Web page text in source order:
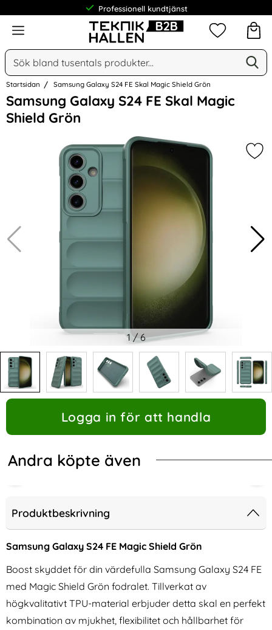
Professionell kundtjänst
Meny
Sök
Sök på Narse Group AB
Mina
Startsidan Samsung Galaxy S24 FE Skal Magic Shield Grön
Samsung Galaxy S24 FE Skal Magic
Shield Grön
Hoppa
över
Bilder
1/6
Logga in för att handla
Andra köpte även
Produktbeskrivning
Samsung Galaxy S24 FE Magic Shield Grön
Boost skyddet för din värdefulla Samsung Galaxy S24 FE
med Magic Shield Grön fodralet. Tillverkat av
högkvalitativt TPU-material erbjuder detta skal en perfekt
kombination av mjukhet, flexibilitet och hållbarhet för